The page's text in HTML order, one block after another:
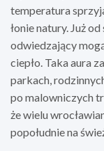
temperatura
łonie natury. Już
odwiedzający
ciepło. Taka aura
parkach,
po malowniczych
że wielu
popołudnie na